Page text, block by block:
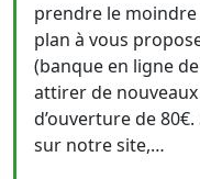
prendre le
plan à vous
(banque en ligne
attirer de
d’ouverture de
sur notre site,…